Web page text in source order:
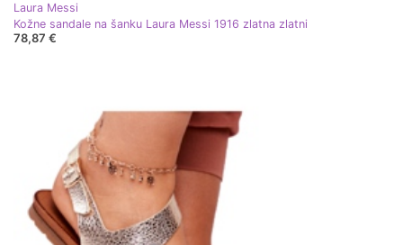
Laura Messi
Kožne sandale na šanku Laura Messi 1916 zlatna zlatni
78,87 €